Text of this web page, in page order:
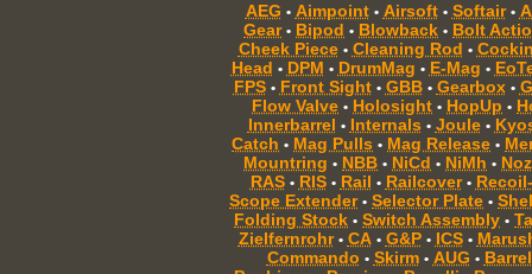
AEG • Aimpoint • Airsoft • Softair •
Gear • Bipod • Blowback • Bolt
Cheek Piece • Cleaning Rod •
Head • DPM • DrumMag • E-Mag •
FPS • Front Sight • GBB • Gearbox •
Flow Valve • Holosight • HopUp •
Innerbarrel • Internals • Joule •
Catch • Mag Pulls • Mag Release •
Mountring • NBB • NiCd • NiMh •
RAS • RIS • Rail • Railcover •
Scope Extender • Selector Plate •
Folding Stock • Switch Assembly •
Zielfernrohr • CA • G&P • ICS •
Commando • Skirm • AUG • Barrel